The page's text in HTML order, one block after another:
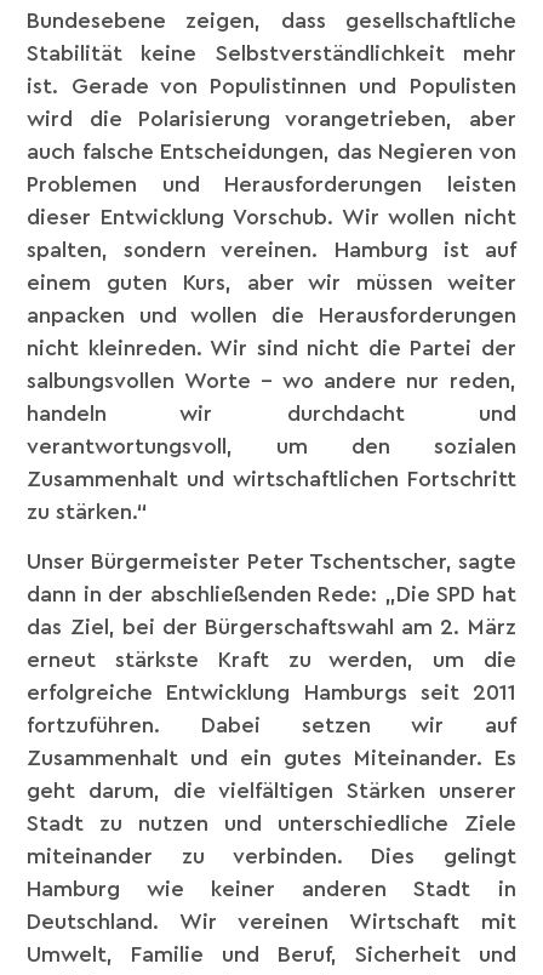
Bundesebene zeigen, dass gesellschaftliche
Stabilität keine Selbstverständlichkeit mehr
ist. Gerade von Populistinnen und Populisten
wird die Polarisierung vorangetrieben, aber
auch falsche Entscheidungen, das Negieren von
Problemen und Herausforderungen leisten
dieser Entwicklung Vorschub. Wir wollen nicht
spalten, sondern vereinen. Hamburg ist auf
einem guten Kurs, aber wir müssen weiter
anpacken und wollen die Herausforderungen
nicht kleinreden. Wir sind nicht die Partei der
salbungsvollen Worte – wo andere nur reden,
handeln wir durchdacht und
verantwortungsvoll, um den sozialen
Zusammenhalt und wirtschaftlichen Fortschritt
zu stärken.“
Unser Bürgermeister Peter Tschentscher, sagte
dann in der abschließenden Rede: „Die SPD hat
das Ziel, bei der Bürgerschaftswahl am 2. März
erneut stärkste Kraft zu werden, um die
erfolgreiche Entwicklung Hamburgs seit 2011
fortzuführen. Dabei setzen wir auf
Zusammenhalt und ein gutes Miteinander. Es
geht darum, die vielfältigen Stärken unserer
Stadt zu nutzen und unterschiedliche Ziele
miteinander zu verbinden. Dies gelingt
Hamburg wie keiner anderen Stadt in
Deutschland. Wir vereinen Wirtschaft mit
Umwelt, Familie und Beruf, Sicherheit und